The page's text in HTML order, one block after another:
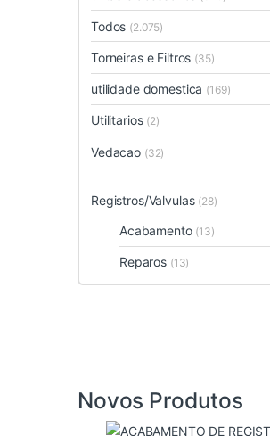
Todos (2.075)
Torneiras e Filtros (35)
utilidade domestica (169)
Utilitarios (2)
Vedacao (32)
Registros/Valvulas (28)
Acabamento (13)
Reparos (13)
Novos Produtos